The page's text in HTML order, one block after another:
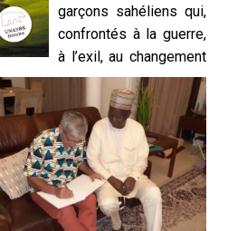
garçons sahéliens qui,
confrontés à la guerre,
à l’exil, au changement